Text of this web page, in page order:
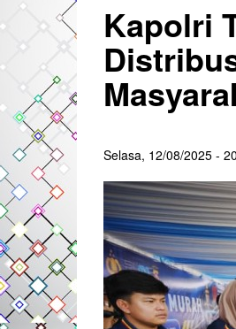
Kapolri
Selasa, 12/08/2025 -